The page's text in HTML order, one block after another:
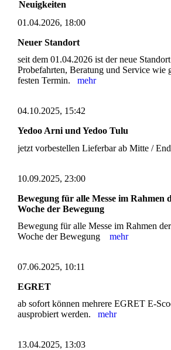
Neuigkeiten
01.04.2026, 18:00
Neuer Standort
seit dem 01.04.2026 ist der neue
Probefahrten, Beratung und Service wie
festen Termin. mehr
04.10.2025, 15:42
Yedoo Arni und Yedoo Tulu
jetzt vorbestellen Lieferbar ab Mitte /
10.09.2025, 23:00
Bewegung für alle Messe im Rahmen
Woche der Bewegung
Bewegung für alle Messe im Rahmen
Woche der Bewegung mehr
07.06.2025, 10:11
EGRET
ab sofort können mehrere EGRET E-
ausprobiert werden. mehr
13.04.2025, 13:03